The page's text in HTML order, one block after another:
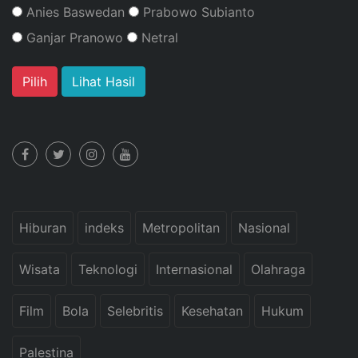
Anies Baswedan
Prabowo Subianto
Ganjar Pranowo
Netral
Lihat Hasil
Hiburan indeks Metropolitan Nasional
Wisata Teknologi Internasional Olahraga
Film Bola Selebritis Kesehatan Hukum
Palestina